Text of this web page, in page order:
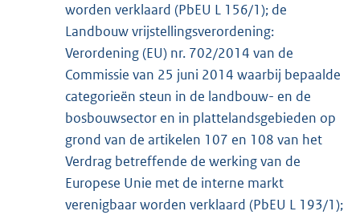
worden verklaard (PbEU L 156/1); de
Landbouw vrijstellingsverordening:
Verordening (EU) nr. 702/2014 van de
Commissie van 25 juni 2014 waarbij bepaalde
categorieën steun in de landbouw- en de
bosbouwsector en in plattelandsgebieden op
grond van de artikelen 107 en 108 van het
Verdrag betreffende de werking van de
Europese Unie met de interne markt
verenigbaar worden verklaard (PbEU L 193/1);